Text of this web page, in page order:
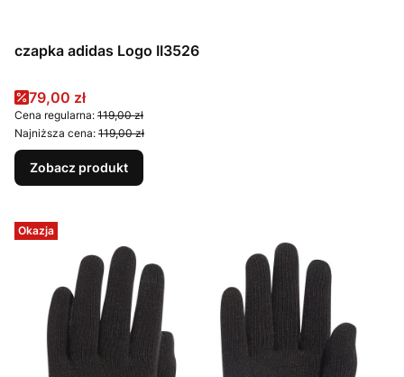
czapka adidas Logo II3526
Cena promocyjna
79,00 zł
Cena regularna: 119,00 zł
Najniższa cena: 119,00 zł
Zobacz produkt
Okazja